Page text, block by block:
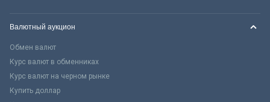
Валютный аукцион
Обмен валют
Курс валют в обменниках
Курс валют на черном рынке
Купить доллар